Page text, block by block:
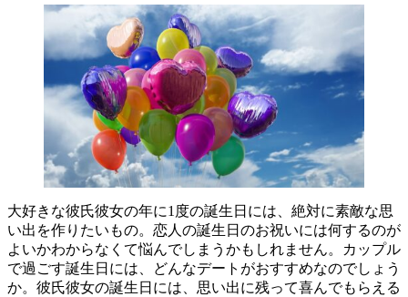
大好きな彼氏彼女の年に1度の誕生日には、絶対に素敵な思
い出を作りたいもの。恋人の誕生日のお祝いには何するのが
よいかわからなくて悩んでしまうかもしれません。カップル
で過ごす誕生日には、どんなデートがおすすめなのでしょう
か。彼氏彼女の誕生日には、思い出に残って喜んでもらえる